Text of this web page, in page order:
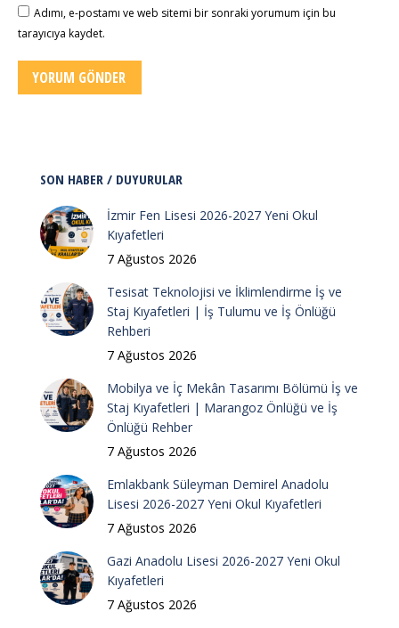
Adımı, e-postamı ve web sitemi bir sonraki yorumum için bu
tarayıcıya kaydet.
YORUM GÖNDER
SON HABER / DUYURULAR
İzmir Fen Lisesi 2026-2027 Yeni Okul
Kıyafetleri
7 Ağustos 2026
Tesisat Teknolojisi ve İklimlendirme İş ve
Staj Kıyafetleri | İş Tulumu ve İş Önlüğü
Rehberi
7 Ağustos 2026
Mobilya ve İç Mekân Tasarımı Bölümü İş ve
Staj Kıyafetleri | Marangoz Önlüğü ve İş
Önlüğü Rehber
7 Ağustos 2026
Emlakbank Süleyman Demirel Anadolu
Lisesi 2026-2027 Yeni Okul Kıyafetleri
7 Ağustos 2026
Gazi Anadolu Lisesi 2026-2027 Yeni Okul
Kıyafetleri
7 Ağustos 2026